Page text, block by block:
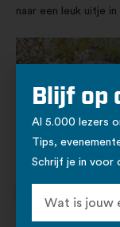
naar een leuk uitje
Van
Blijf op
Al 5.000 lezers
Tips,
Schrijf je in voor